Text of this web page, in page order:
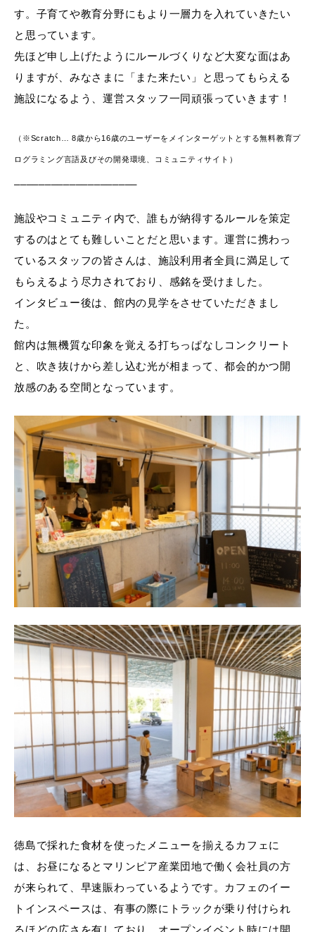
す。子育てや教育分野にもより一層力を入れていきたい
と思っています。
先ほど申し上げたようにルールづくりなど大変な面はあ
りますが、みなさまに「また来たい」と思ってもらえる
施設になるよう、運営スタッフ一同頑張っていきます！
（※Scratch… 8歳から16歳のユーザーをメインターゲットとする無料教育プ
ログラミング言語及びその開発環境、コミュニティサイト）
施設やコミュニティ内で、誰もが納得するルールを策定
するのはとても難しいことだと思います。運営に携わっ
ているスタッフの皆さんは、施設利用者全員に満足して
もらえるよう尽力されており、感銘を受けました。
インタビュー後は、館内の見学をさせていただきまし
た。
館内は無機質な印象を覚える打ちっぱなしコンクリート
と、吹き抜けから差し込む光が相まって、都会的かつ開
放感のある空間となっています。
徳島で採れた食材を使ったメニューを揃えるカフェに
は、お昼になるとマリンピア産業団地で働く会社員の方
が来られて、早速賑わっているようです。カフェのイー
トインスペースは、有事の際にトラックが乗り付けられ
るほどの広さを有しており、オープンイベント時には開